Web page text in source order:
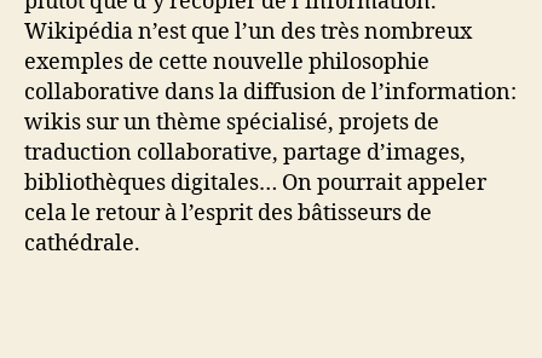
Wikipédia n’est que l’un des très nombreux
exemples de cette nouvelle philosophie
collaborative dans la diffusion de l’information:
wikis sur un thème spécialisé, projets de
traduction collaborative, partage d’images,
bibliothèques digitales… On pourrait appeler
cela le retour à l’esprit des bâtisseurs de
cathédrale.